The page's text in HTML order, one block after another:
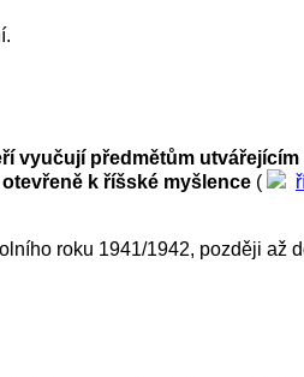
předmětům utvářejícím
k říšské myšlence (
roku 1941/1942, později až